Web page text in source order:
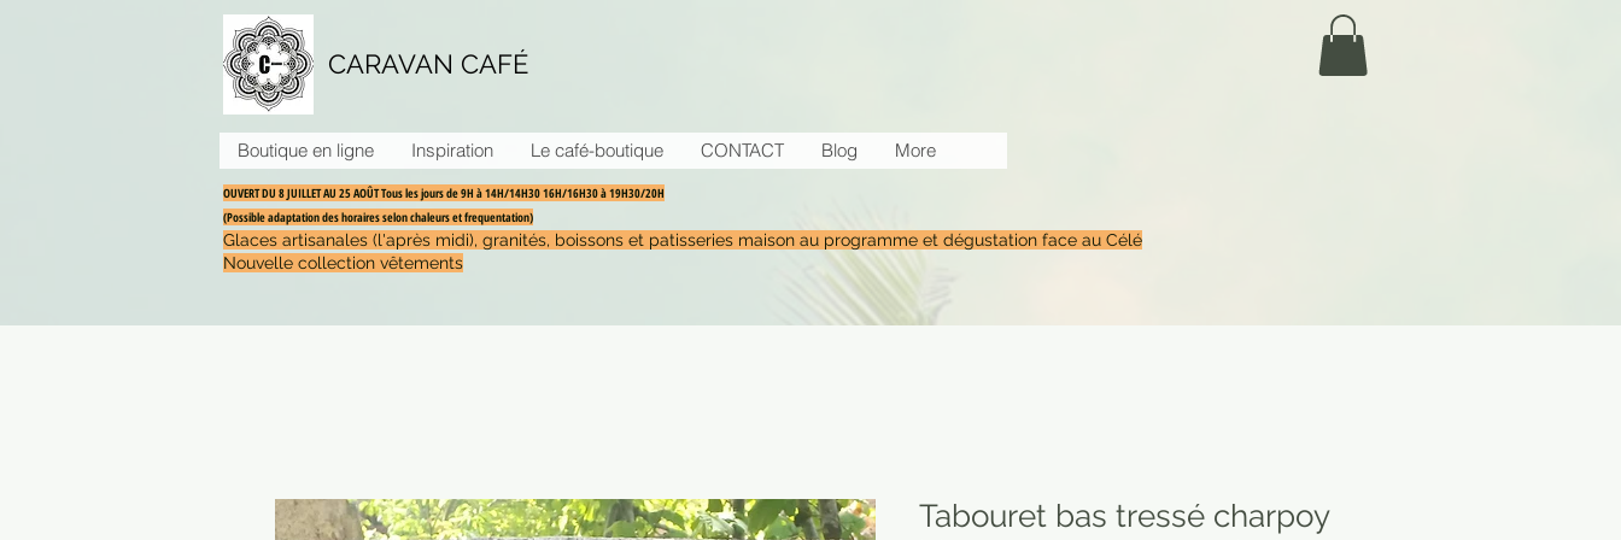
CARAVAN CAFÉ
Boutique en ligne Inspiration Le café-boutique CONTACT Blog More
OUVERT DU 8 JUILLET AU 25 AOÛT Tous les jours de 9H à 14H/14H30 16H/16H30 à 19H30/20H
(Possible adaptation des horaires selon chaleurs et frequentation)
Glaces artisanales (l'après midi), granités, boissons et patisseries maison au programme et dégustation face au Célé
Nouvelle collection vêtements
Tabouret bas tressé charpoy